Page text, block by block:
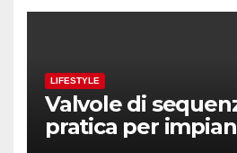
LIFESTYLE
Valvole di
pratica per